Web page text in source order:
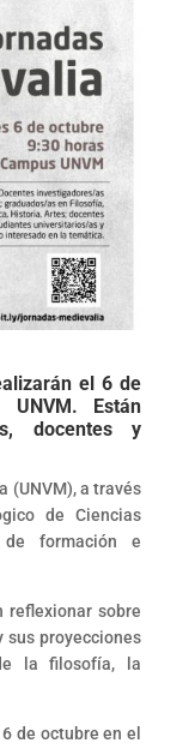
el 6 de
Están
docentes y
(UNVM), a través
de Ciencias
de formación e
reflexionar sobre
sus proyecciones
la filosofía, la
de octubre en el